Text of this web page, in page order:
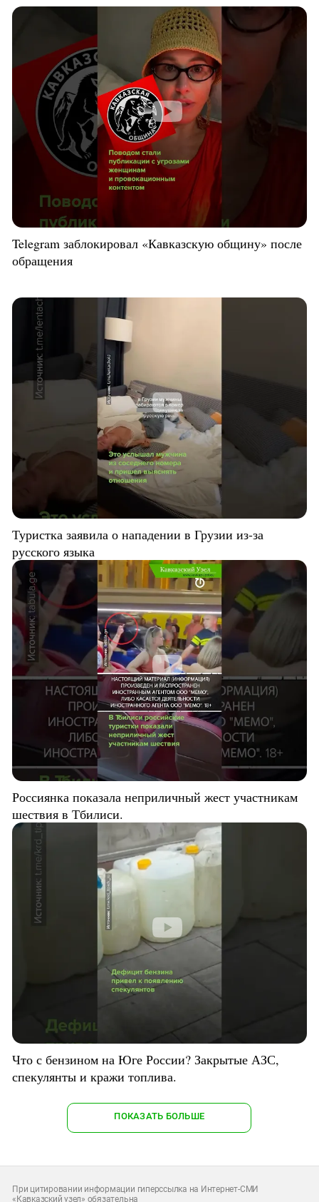
Telegram заблокировал «Кавказскую общину» после
обращения
Туристка заявила о нападении в Грузии из-за
русского языка
Россиянка показала неприличный жест участникам
шествия в Тбилиси.
Что с бензином на Юге России? Закрытые АЗС,
спекулянты и кражи топлива.
ПОКАЗАТЬ БОЛЬШЕ
При цитировании информации гиперссылка на Интернет-СМИ
«Кавказский узел» обязательна